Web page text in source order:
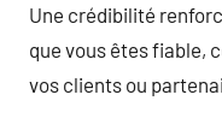
Une crédibilité
que vous êtes fiable,
vos clients ou